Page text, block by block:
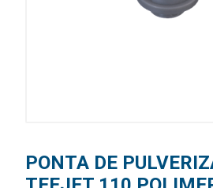
PONTA DE